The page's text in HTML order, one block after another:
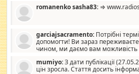
romanenko sasha83: ⇒
garciajsacramento: Потрібні
допомогти! Ви зараз переживаєте
чином, ми даємо вам можливість
допомагати людям, які намагаються
заслуговує на другий шанс, і, оскільки
mumiyo:З дати публікації
цін зросла. Стаття досить